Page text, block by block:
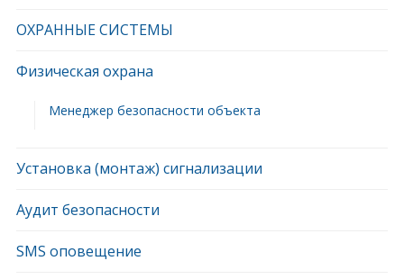
ОХРАННЫЕ СИСТЕМЫ
Физическая охрана
Менеджер безопасности объекта
Установка (монтаж) сигнализации
Аудит безопасности
SMS оповещение